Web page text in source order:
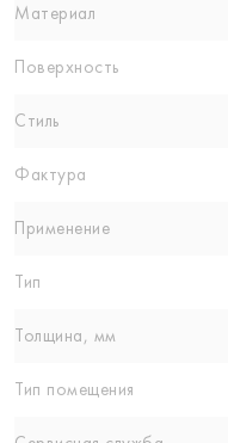
Материал
Поверхность
Стиль
Фактура
Применение
Тип
Толщина, мм
Тип помещения